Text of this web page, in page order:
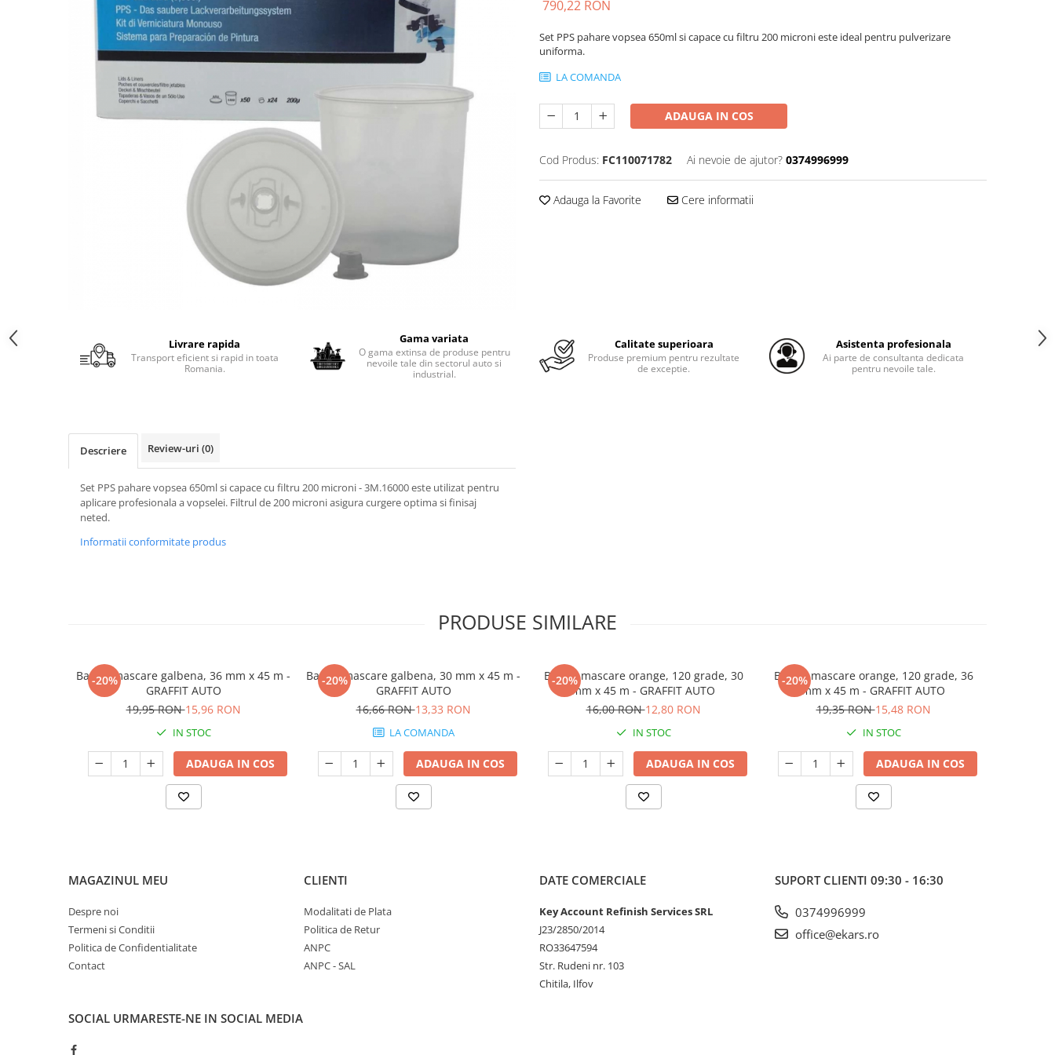
Sisteme si pahare PPS
790,22 RON
Set PPS pahare vopsea 650ml si capace cu filtru 200 microni este ideal pentru pulverizare
uniforma.
LA COMANDA
ADAUGA IN COS
Cod Produs: FC110071782 Ai nevoie de ajutor? 0374996999
Adauga la Favorite Cere informatii
Livrare rapida
Transport eficient si rapid in toata
Romania.
Gama variata
O gama extinsa de produse pentru
nevoile tale din sectorul auto si
industrial.
Calitate superioara
Produse premium pentru rezultate
de exceptie.
Asistenta profesionala
Ai parte de consultanta dedicata
pentru nevoile tale.
Descriere Review-uri (0)
Set PPS pahare vopsea 650ml si capace cu filtru 200 microni - 3M.16000 este utilizat pentru
aplicare profesionala a vopselei. Filtrul de 200 microni asigura curgere optima si finisaj
neted.
Informatii conformitate produs
PRODUSE SIMILARE
-20%
Banda mascare galbena, 36 mm x 45 m -
GRAFFIT AUTO
19,95 RON15,96 RON
IN STOC
ADAUGA IN COS
-20%
Banda mascare galbena, 30 mm x 45 m -
GRAFFIT AUTO
16,66 RON13,33 RON
LA COMANDA
ADAUGA IN COS
-20%
Banda mascare orange, 120 grade, 30
mm x 45 m - GRAFFIT AUTO
16,00 RON12,80 RON
IN STOC
ADAUGA IN COS
-20%
Banda mascare orange, 120 grade, 36
mm x 45 m - GRAFFIT AUTO
19,35 RON15,48 RON
IN STOC
ADAUGA IN COS
MAGAZINUL MEU
Despre noi
Termeni si Conditii
Politica de Confidentialitate
Contact
CLIENTI
Modalitati de Plata
Politica de Retur
ANPC
ANPC - SAL
DATE COMERCIALE
Key Account Refinish Services SRL
J23/2850/2014
RO33647594
Str. Rudeni nr. 103
Chitila, Ilfov
SUPORT CLIENTI 09:30 - 16:30
0374996999
office@ekars.ro
SOCIAL URMARESTE-NE IN SOCIAL MEDIA